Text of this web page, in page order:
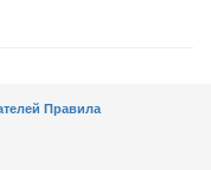
Правила